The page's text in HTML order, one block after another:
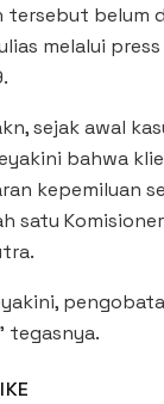
tersebut belum
melalui
sejak awal
bahwa
kepemiluan
satu
tegasnya.